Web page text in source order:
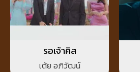
รอเจ้าคิส
เต้ย อภิวัฒน์